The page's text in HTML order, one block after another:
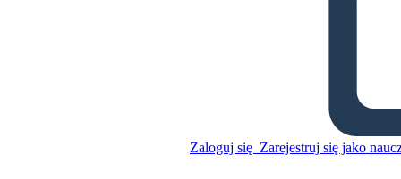
Zaloguj się Zarejestruj się jako
STWÓRZ SCENORYS